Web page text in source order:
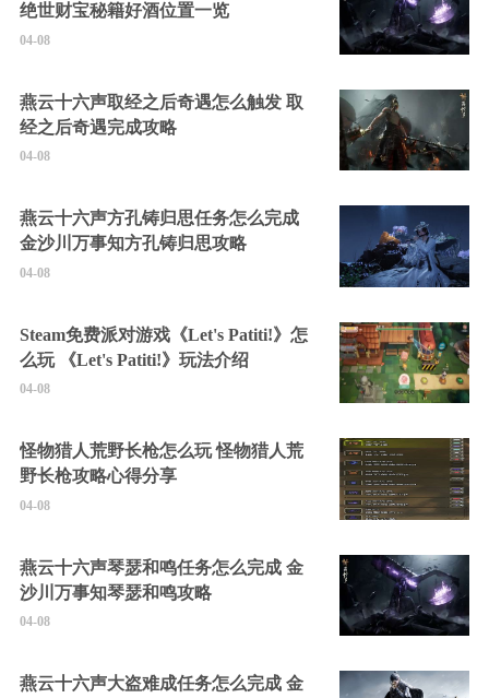
绝世财宝秘籍好酒位置一览
04-08
燕云十六声取经之后奇遇怎么触发 取
经之后奇遇完成攻略
04-08
燕云十六声方孔铸归思任务怎么完成
金沙川万事知方孔铸归思攻略
04-08
Steam免费派对游戏《Let's Patiti!》怎
么玩 《Let's Patiti!》玩法介绍
04-08
怪物猎人荒野长枪怎么玩 怪物猎人荒
野长枪攻略心得分享
04-08
燕云十六声琴瑟和鸣任务怎么完成 金
沙川万事知琴瑟和鸣攻略
04-08
燕云十六声大盗难成任务怎么完成 金